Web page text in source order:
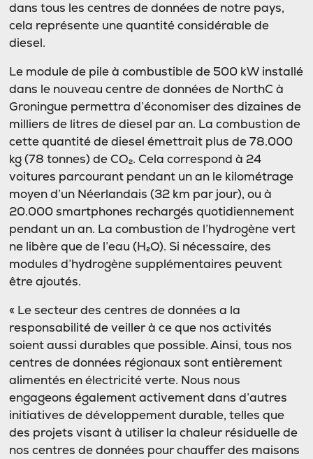
dans tous les centres de données de notre pays,
cela représente une quantité considérable de
diesel.
Le module de pile à combustible de 500 kW installé
dans le nouveau centre de données de NorthC à
Groningue permettra d’économiser des dizaines de
milliers de litres de diesel par an. La combustion de
cette quantité de diesel émettrait plus de 78.000
kg (78 tonnes) de CO₂. Cela correspond à 24
voitures parcourant pendant un an le kilométrage
moyen d’un Néerlandais (32 km par jour), ou à
20.000 smartphones rechargés quotidiennement
pendant un an. La combustion de l’hydrogène vert
ne libère que de l’eau (H₂O). Si nécessaire, des
modules d’hydrogène supplémentaires peuvent
être ajoutés.
« Le secteur des centres de données a la
responsabilité de veiller à ce que nos activités
soient aussi durables que possible. Ainsi, tous nos
centres de données régionaux sont entièrement
alimentés en électricité verte. Nous nous
engageons également activement dans d’autres
initiatives de développement durable, telles que
des projets visant à utiliser la chaleur résiduelle de
nos centres de données pour chauffer des maisons